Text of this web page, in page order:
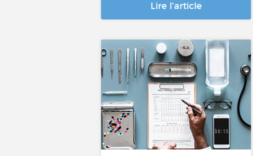
Lire l'article